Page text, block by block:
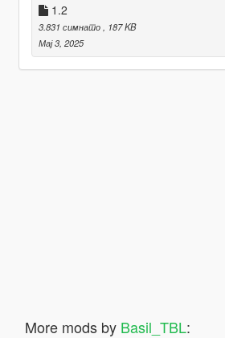
1.2
3.831 симнато
, 187 KB
Мај 3, 2025
More mods by Basil_TBL: